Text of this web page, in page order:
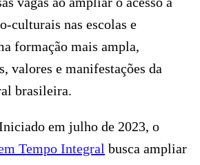
culturais nas escolas e
formação mais ampla,
valores e manifestações da
brasileira.
em julho de 2023, o
Tempo Integral busca ampliar